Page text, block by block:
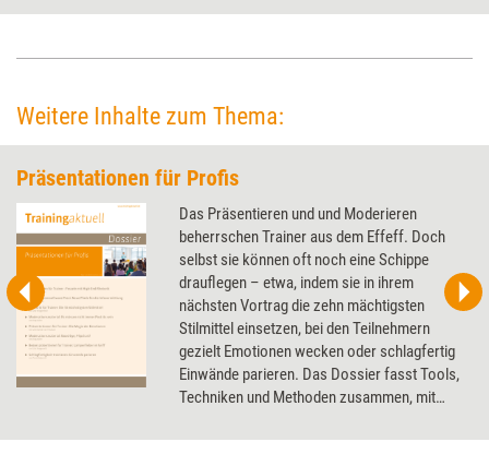
Weitere Inhalte zum Thema:
Präsentationen für Profis
Das Präsentieren und und Moderieren
beherrschen Trainer aus dem Effeff. Doch
selbst sie können oft noch eine Schippe
drauflegen – etwa, indem sie in ihrem
nächsten Vortrag die zehn mächtigsten
Stilmittel einsetzen, bei den Teilnehmern
gezielt Emotionen wecken oder schlagfertig
Einwände parieren. Das Dossier fasst Tools,
Techniken und Methoden zusammen, mit
aufpolieren können.